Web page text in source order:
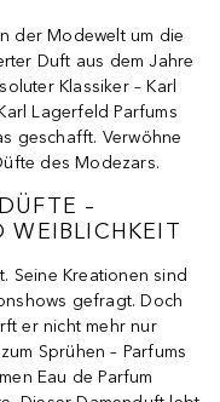
der Modewelt um die
Duft aus dem Jahre
Klassiker – Karl
Lagerfeld Parfums
geschafft. Verwöhne
des Modezars.
–
WEIBLICHKEIT
Seine Kreationen sind
gefragt. Doch
er nicht mehr nur
Sprühen – Parfums
Eau de Parfum